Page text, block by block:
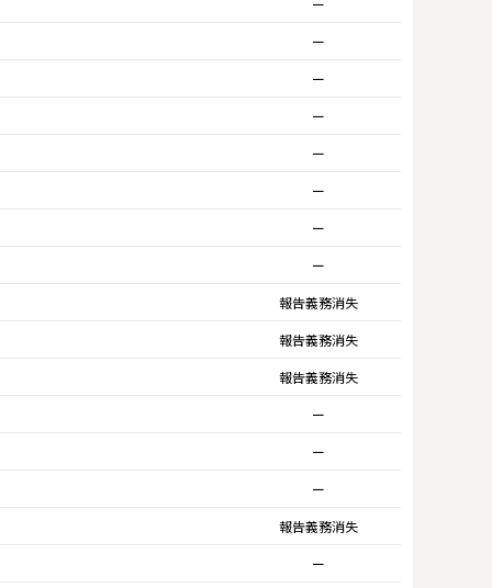
ー
ー
ー
ー
ー
ー
ー
報告義務消失
報告義務消失
報告義務消失
ー
ー
ー
報告義務消失
ー